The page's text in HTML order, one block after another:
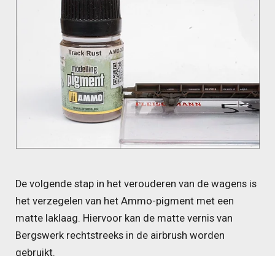
De volgende stap in het verouderen van de wagens is
het verzegelen van het Ammo-pigment met een
matte laklaag. Hiervoor kan de matte vernis van
Bergswerk rechtstreeks in de airbrush worden
gebruikt.